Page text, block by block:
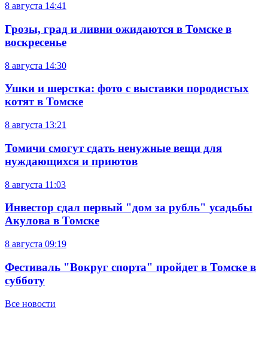
8 августа 14:41
Грозы, град и ливни ожидаются в Томске в
воскресенье
8 августа 14:30
Ушки и шерстка: фото с выставки породистых
котят в Томске
8 августа 13:21
Томичи смогут сдать ненужные вещи для
нуждающихся и приютов
8 августа 11:03
Инвестор сдал первый "дом за рубль" усадьбы
Акулова в Томске
8 августа 09:19
Фестиваль "Вокруг спорта" пройдет в Томске в
субботу
Все новости